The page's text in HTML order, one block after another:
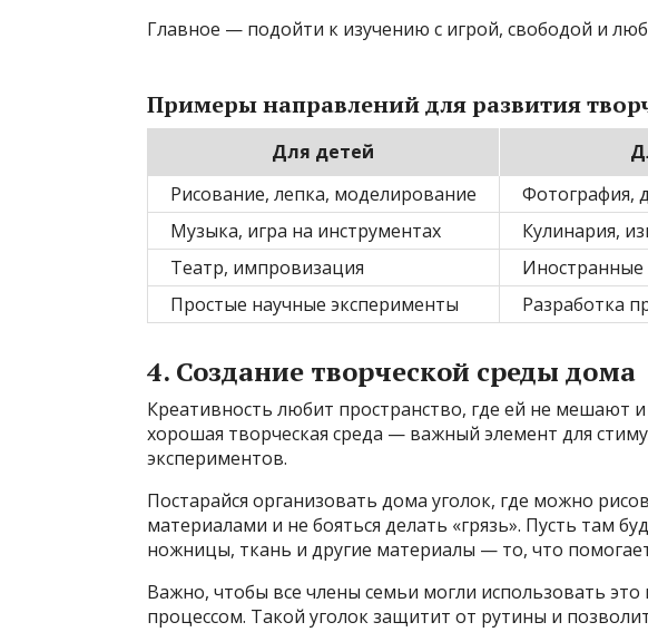
Главное — подойти к изучению с игрой, свободой и
Примеры направлений для развития
Для детей
Рисование, лепка, моделирование
Фотография,
Музыка, игра на инструментах
Кулинария,
Театр, импровизация
Иностранные
Простые научные эксперименты
Разработка
4. Создание творческой среды дома
Креативность любит пространство, где ей не мешают
хорошая творческая среда — важный элемент для
экспериментов.
Постарайся организовать дома уголок, где можно
материалами и не бояться делать «грязь». Пусть там
ножницы, ткань и другие материалы — то, что
Важно, чтобы все члены семьи могли использовать это
процессом. Такой уголок защитит от рутины и